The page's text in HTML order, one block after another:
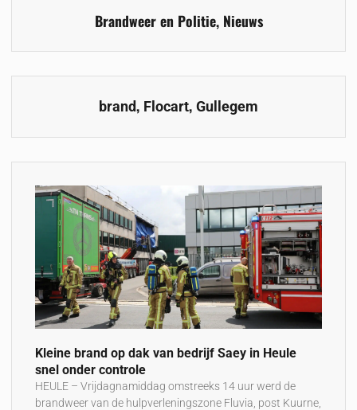
Brandweer en Politie, Nieuws
brand, Flocart, Gullegem
Kleine brand op dak van bedrijf Saey in Heule
snel onder controle
HEULE – Vrijdagnamiddag omstreeks 14 uur werd de
brandweer van de hulpverleningszone Fluvia, post Kuurne,